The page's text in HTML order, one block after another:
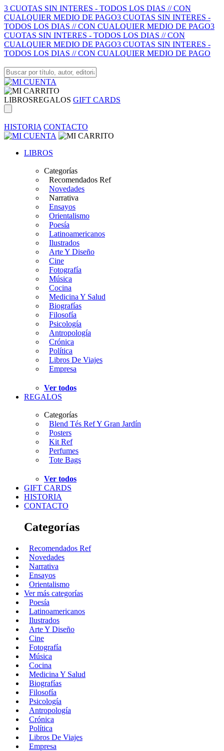
3 CUOTAS SIN INTERES - TODOS LOS DIAS // CON
CUALQUIER MEDIO DE PAGO3 CUOTAS SIN INTERES -
TODOS LOS DIAS // CON CUALQUIER MEDIO DE PAGO3
CUOTAS SIN INTERES - TODOS LOS DIAS // CON
CUALQUIER MEDIO DE PAGO3 CUOTAS SIN INTERES -
TODOS LOS DIAS // CON CUALQUIER MEDIO DE PAGO
LIBROSREGALOS GIFT CARDS
HISTORIA CONTACTO
LIBROS
Categorías
Recomendados Ref
Novedades
Narrativa
Ensayos
Orientalismo
Poesía
Latinoamericanos
Ilustrados
Arte Y Diseño
Cine
Fotografía
Música
Cocina
Medicina Y Salud
Biografías
Filosofía
Psicología
Antropología
Crónica
Política
Libros De Viajes
Empresa
Ver todos
REGALOS
Categorías
Blend Tés Ref Y Gran Jardín
Posters
Kit Ref
Perfumes
Tote Bags
Ver todos
GIFT CARDS
HISTORIA
CONTACTO
Categorías
Recomendados Ref
Novedades
Narrativa
Ensayos
Orientalismo
Ver más categorías
Poesía
Latinoamericanos
Ilustrados
Arte Y Diseño
Cine
Fotografía
Música
Cocina
Medicina Y Salud
Biografías
Filosofía
Psicología
Antropología
Crónica
Política
Libros De Viajes
Empresa